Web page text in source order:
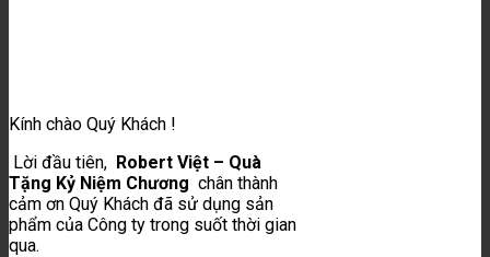
Kính chào Quý Khách !
Lời đầu tiên, Robert Việt – Quà
Tặng Kỷ Niệm Chương chân thành
cảm ơn Quý Khách đã sử dụng sản
phẩm của Công ty trong suốt thời gian
qua.